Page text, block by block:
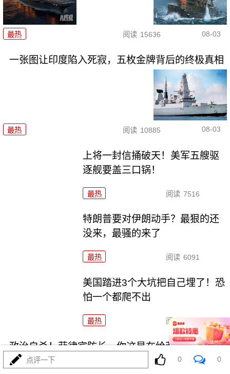
最热 阅读 15636 08-03
一张图让印度陷入死寂，五枚金牌背后的终极真相
最热 阅读 10885 08-03
上将一封信捅破天！美军五艘驱
逐舰要盖三口锅！
最热 阅读 7516
特朗普要对伊朗动手？最狠的还
没来，最骚的来了
最热 阅读 6091
美国踏进3个大坑把自己埋了！恐
怕一个都爬不出
最热 阅读 17628
政治自杀！菲律宾防长，你这是在给菲律宾掘墓！
点评一下 0 0